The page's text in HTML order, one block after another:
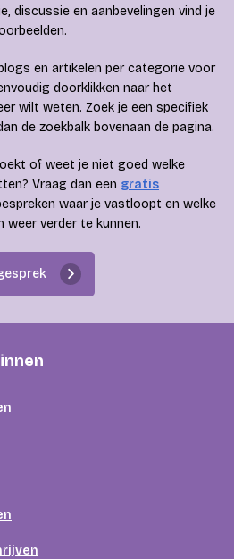
discussie en aanbevelingen vind je
en artikelen per categorie voor
doorklikken naar het
wilt weten. Zoek je een specifiek
de zoekbalk bovenaan de pagina.
of weet je niet goed welke
Vraag dan een gratis
waar je vastloopt en welke
verder te kunnen.